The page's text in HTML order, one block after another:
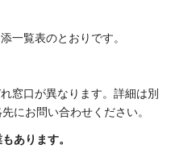
一覧表のとおりです。
窓口が異なります。詳細は別
にお問い合わせください。
あります。